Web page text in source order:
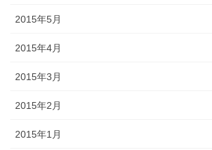
2015年5月
2015年4月
2015年3月
2015年2月
2015年1月